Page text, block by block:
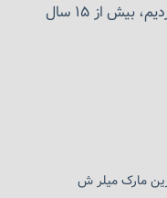
و خدمات مهاجرتی فعالیت خود را آغاز کردیم، بیش از ۱۵ سال
مارک میلر ش